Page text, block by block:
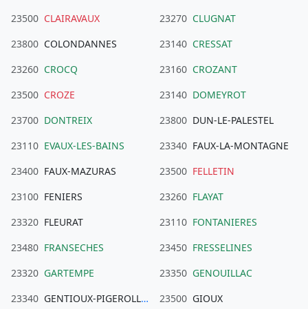
23500 CLAIRAVAUX 23270 CLUGNAT
23800 COLONDANNES 23140 CRESSAT
23260 CROCQ 23160 CROZANT
23500 CROZE 23140 DOMEYROT
23700 DONTREIX 23800 DUN-LE-PALESTEL
23110 EVAUX-LES-BAINS 23340 FAUX-LA-MONTAGNE
23400 FAUX-MAZURAS 23500 FELLETIN
23100 FENIERS 23260 FLAYAT
23320 FLEURAT 23110 FONTANIERES
23480 FRANSECHES 23450 FRESSELINES
23320 GARTEMPE 23350 GENOUILLAC
23340 GENTIOUX-PIGEROLLES 23500 GIOUX